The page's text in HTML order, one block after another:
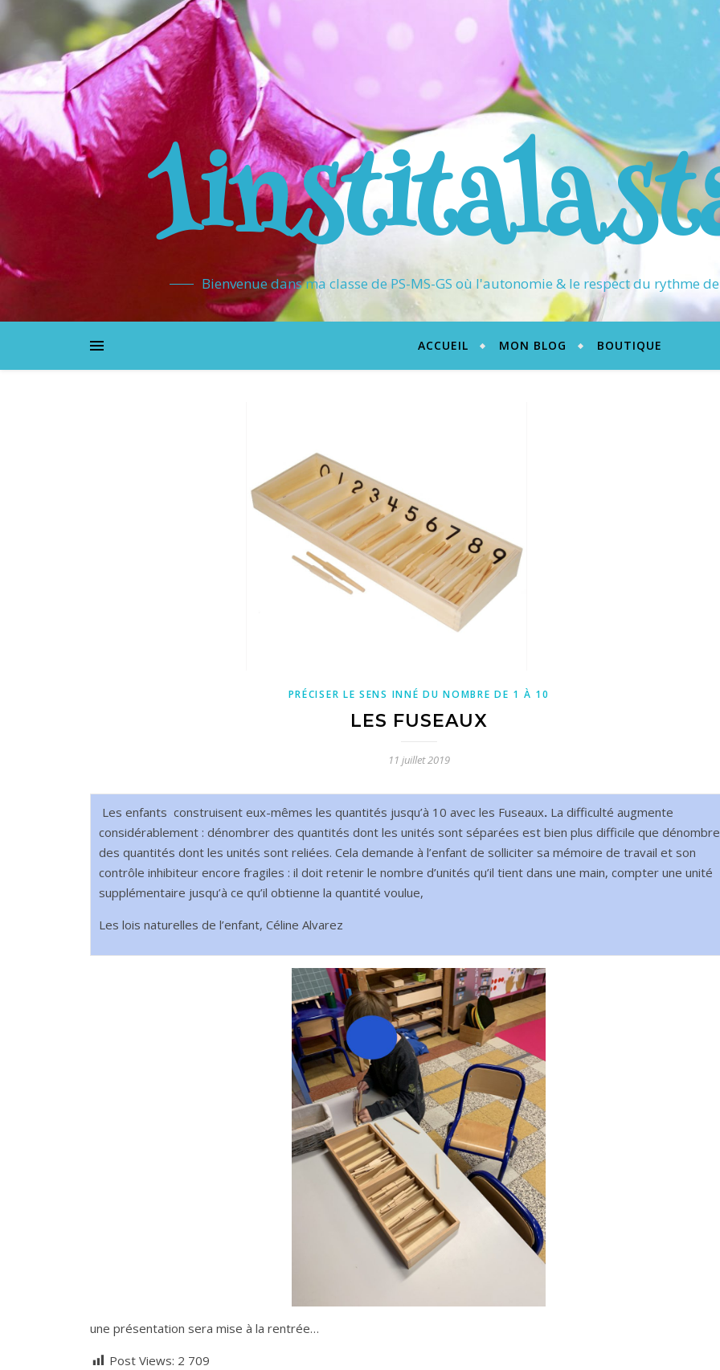
Bienvenue dans ma classe de PS-MS-GS où l'autonomie & le respect du rythme
ACCUEIL MON BLOG BOUTIQUE
PRÉCISER LE SENS INNÉ DU NOMBRE DE 1 À 10
LES FUSEAUX
11 juillet 2019
Les enfants construisent eux-mêmes les quantités jusqu’à 10 avec les Fuseaux. La difficulté augmente
considérablement : dénombrer des quantités dont les unités sont séparées est bien plus difficile que
des quantités dont les unités sont reliées. Cela demande à l’enfant de solliciter sa mémoire de travail et son
contrôle inhibiteur encore fragiles : il doit retenir le nombre d’unités qu’il tient dans une main, compter une unité
supplémentaire jusqu’à ce qu’il obtienne la quantité voulue,
Les lois naturelles de l’enfant, Céline Alvarez
une présentation sera mise à la rentrée…
Post Views: 2 709